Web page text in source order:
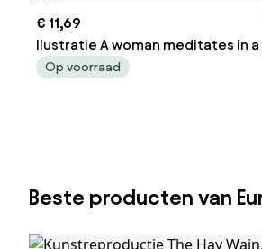
€ 11,69
Ilustratie A woman meditates in a
Usis
Op voorraad
Beste producten van